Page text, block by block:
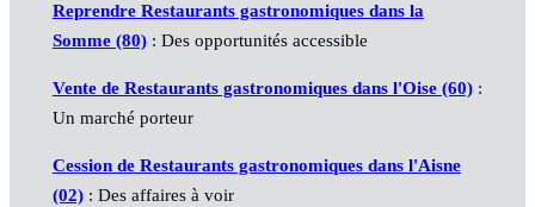
Reprendre Restaurants gastronomiques dans la
Somme (80): Des opportunités accessible
Vente de Restaurants gastronomiques dans l'Oise (60):
Un marché porteur
Cession de Restaurants gastronomiques dans l'Aisne
(02): Des affaires à voir